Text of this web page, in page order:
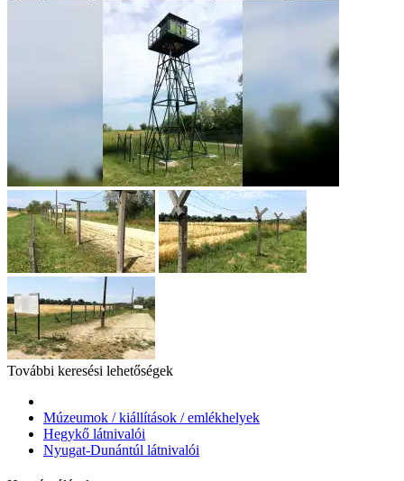
További keresési lehetőségek
Múzeumok / kiállítások / emlékhelyek
Hegykő látnivalói
Nyugat-Dunántúl látnivalói